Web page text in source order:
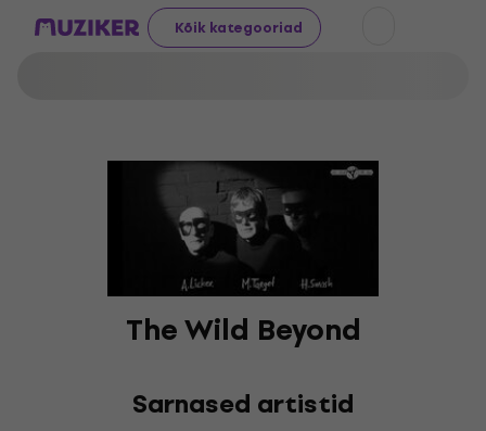
Kõik kategooriad
The Wild Beyond
Sarnased artistid